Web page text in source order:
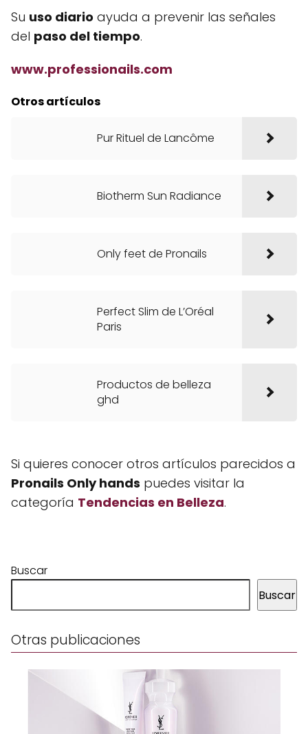
Su uso diario ayuda a prevenir las señales
del paso del tiempo.
www.professionails.com
Otros artículos
Pur Rituel de Lancôme
Biotherm Sun Radiance
Only feet de Pronails
Perfect Slim de L’Oréal
Paris
Productos de belleza
ghd
Si quieres conocer otros artículos parecidos a
Pronails Only hands puedes visitar la
categoría Tendencias en Belleza.
Buscar
Buscar
Otras publicaciones